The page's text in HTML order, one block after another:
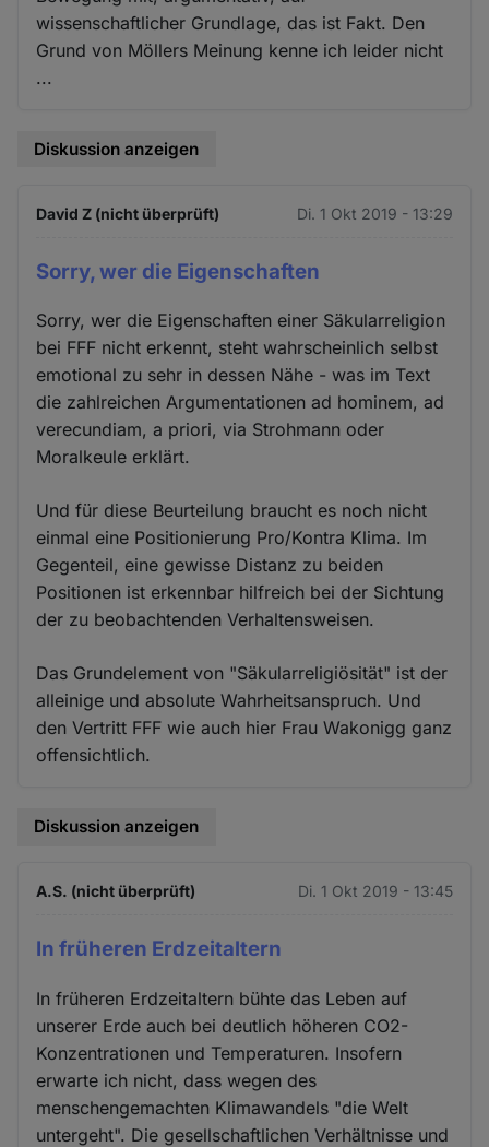
wissenschaftlicher Grundlage, das ist Fakt. Den
Grund von Möllers Meinung kenne ich leider nicht
...
Diskussion anzeigen
David Z (nicht überprüft) Di. 1 Okt 2019 - 13:29
Sorry, wer die Eigenschaften
Sorry, wer die Eigenschaften einer Säkularreligion
bei FFF nicht erkennt, steht wahrscheinlich selbst
emotional zu sehr in dessen Nähe - was im Text
die zahlreichen Argumentationen ad hominem, ad
verecundiam, a priori, via Strohmann oder
Moralkeule erklärt.
Und für diese Beurteilung braucht es noch nicht
einmal eine Positionierung Pro/Kontra Klima. Im
Gegenteil, eine gewisse Distanz zu beiden
Positionen ist erkennbar hilfreich bei der Sichtung
der zu beobachtenden Verhaltensweisen.
Das Grundelement von "Säkularreligiösität" ist der
alleinige und absolute Wahrheitsanspruch. Und
den Vertritt FFF wie auch hier Frau Wakonigg ganz
offensichtlich.
Diskussion anzeigen
A.S. (nicht überprüft) Di. 1 Okt 2019 - 13:45
In früheren Erdzeitaltern
In früheren Erdzeitaltern bühte das Leben auf
unserer Erde auch bei deutlich höheren CO2-
Konzentrationen und Temperaturen. Insofern
erwarte ich nicht, dass wegen des
menschengemachten Klimawandels "die Welt
untergeht". Die gesellschaftlichen Verhältnisse und